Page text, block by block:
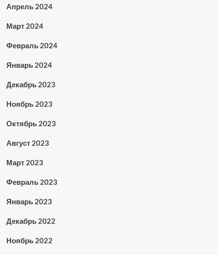
Апрель 2024
Март 2024
Февраль 2024
Январь 2024
Декабрь 2023
Ноябрь 2023
Октябрь 2023
Август 2023
Март 2023
Февраль 2023
Январь 2023
Декабрь 2022
Ноябрь 2022